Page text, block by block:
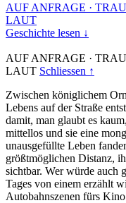
AUF ANFRAGE ·
LAUT
Geschichte lesen ↓
AUF ANFRAGE ·
LAUT Schliessen ↑
Zwischen königlichem
Lebens auf der Straße
damit, man glaubt es
mittellos und sie eine
unausgefüllte Leben
größtmöglichen Distanz,
sichtbar. Wer würde auch
Tages von einem erzählt
Autobahnszenen fürs